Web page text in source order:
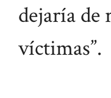
dejaría de
víctimas”.